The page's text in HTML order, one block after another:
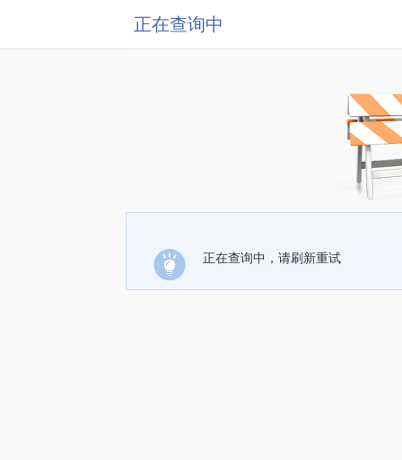
正在查询中
正在查询中，请刷新重试